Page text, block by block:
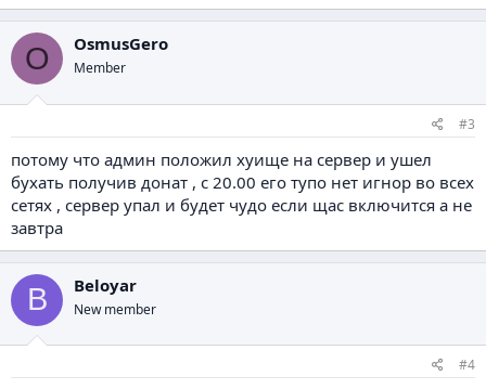
O OsmusGero
Member
#3
потому что админ положил хуище на сервер и ушел
бухать получив донат , с 20.00 его тупо нет игнор во всех
сетях , сервер упал и будет чудо если щас включится а не
завтра
B Beloyar
New member
#4